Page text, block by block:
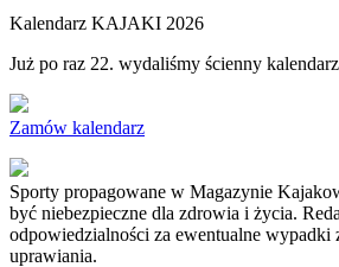
Kalendarz KAJAKI 2026
Już po raz 22. wydaliśmy ścienny
Zamów kalendarz
Sporty propagowane w Magazynie
być niebezpieczne dla zdrowia i życia.
odpowiedzialności za ewentualne wypadki
uprawiania.